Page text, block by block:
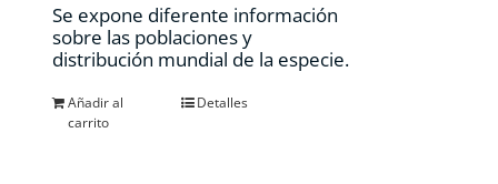
Se expone diferente información
sobre las poblaciones y
distribución mundial de la especie.
Añadir al
carrito
Detalles